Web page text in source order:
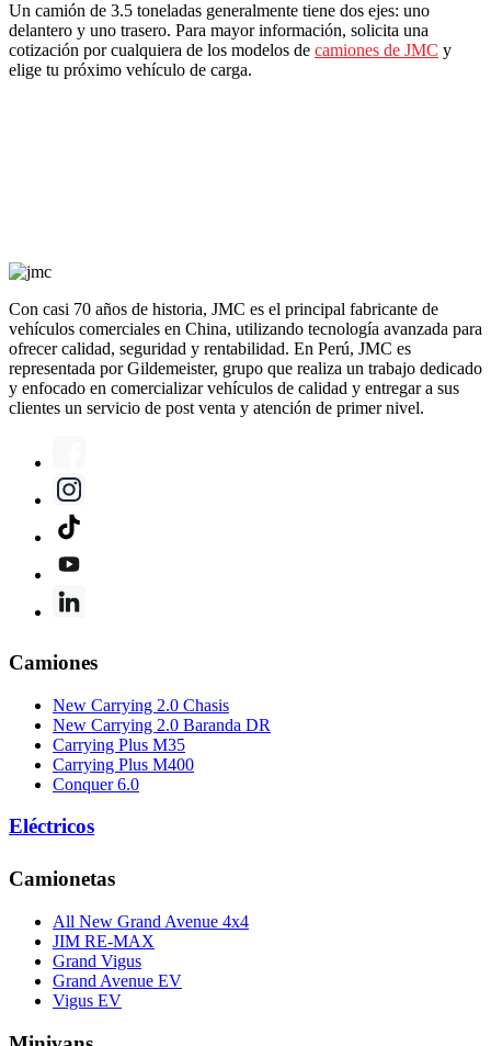
Un camión de 3.5 toneladas generalmente tiene dos ejes: uno
delantero y uno trasero. Para mayor información, solicita una
cotización por cualquiera de los modelos de camiones de JMC y
elige tu próximo vehículo de carga.
Con casi 70 años de historia, JMC es el principal fabricante de
vehículos comerciales en China, utilizando tecnología avanzada para
ofrecer calidad, seguridad y rentabilidad. En Perú, JMC es
representada por Gildemeister, grupo que realiza un trabajo dedicado
y enfocado en comercializar vehículos de calidad y entregar a sus
clientes un servicio de post venta y atención de primer nivel.
Camiones
New Carrying 2.0 Chasis
New Carrying 2.0 Baranda DR
Carrying Plus M35
Carrying Plus M400
Conquer 6.0
Eléctricos
Camionetas
All New Grand Avenue 4x4
JIM RE-MAX
Grand Vigus
Grand Avenue EV
Vigus EV